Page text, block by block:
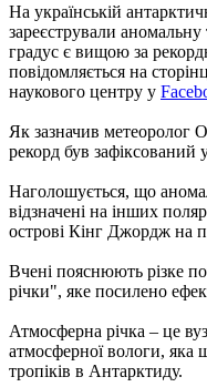
На українській
зареєстрували
градус є вищою за
повідомляється на
наукового центру у
Як зазначив метеоролог
рекорд був зафіксований
Наголошується, що
відзначені на інших
острові Кінг Джордж на
Вчені пояснюють різке
річки", яке посилено
Атмосферна річка – це
атмосферної вологи, яка
тропіків в Антарктиду.